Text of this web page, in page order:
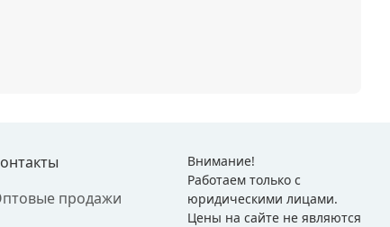
продажи
Внимание!
Работаем только с
юридическими лицами.
Цены на сайте не являются